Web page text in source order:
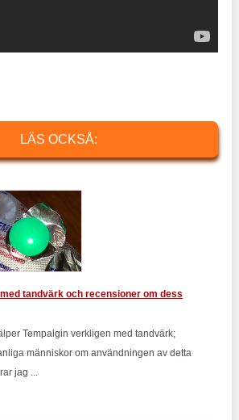
LÄS OCKSÅ:
tandvärk och recensioner om dess
Tempalgin verkligen med tandvärk;
människor om användningen av detta
jag ...